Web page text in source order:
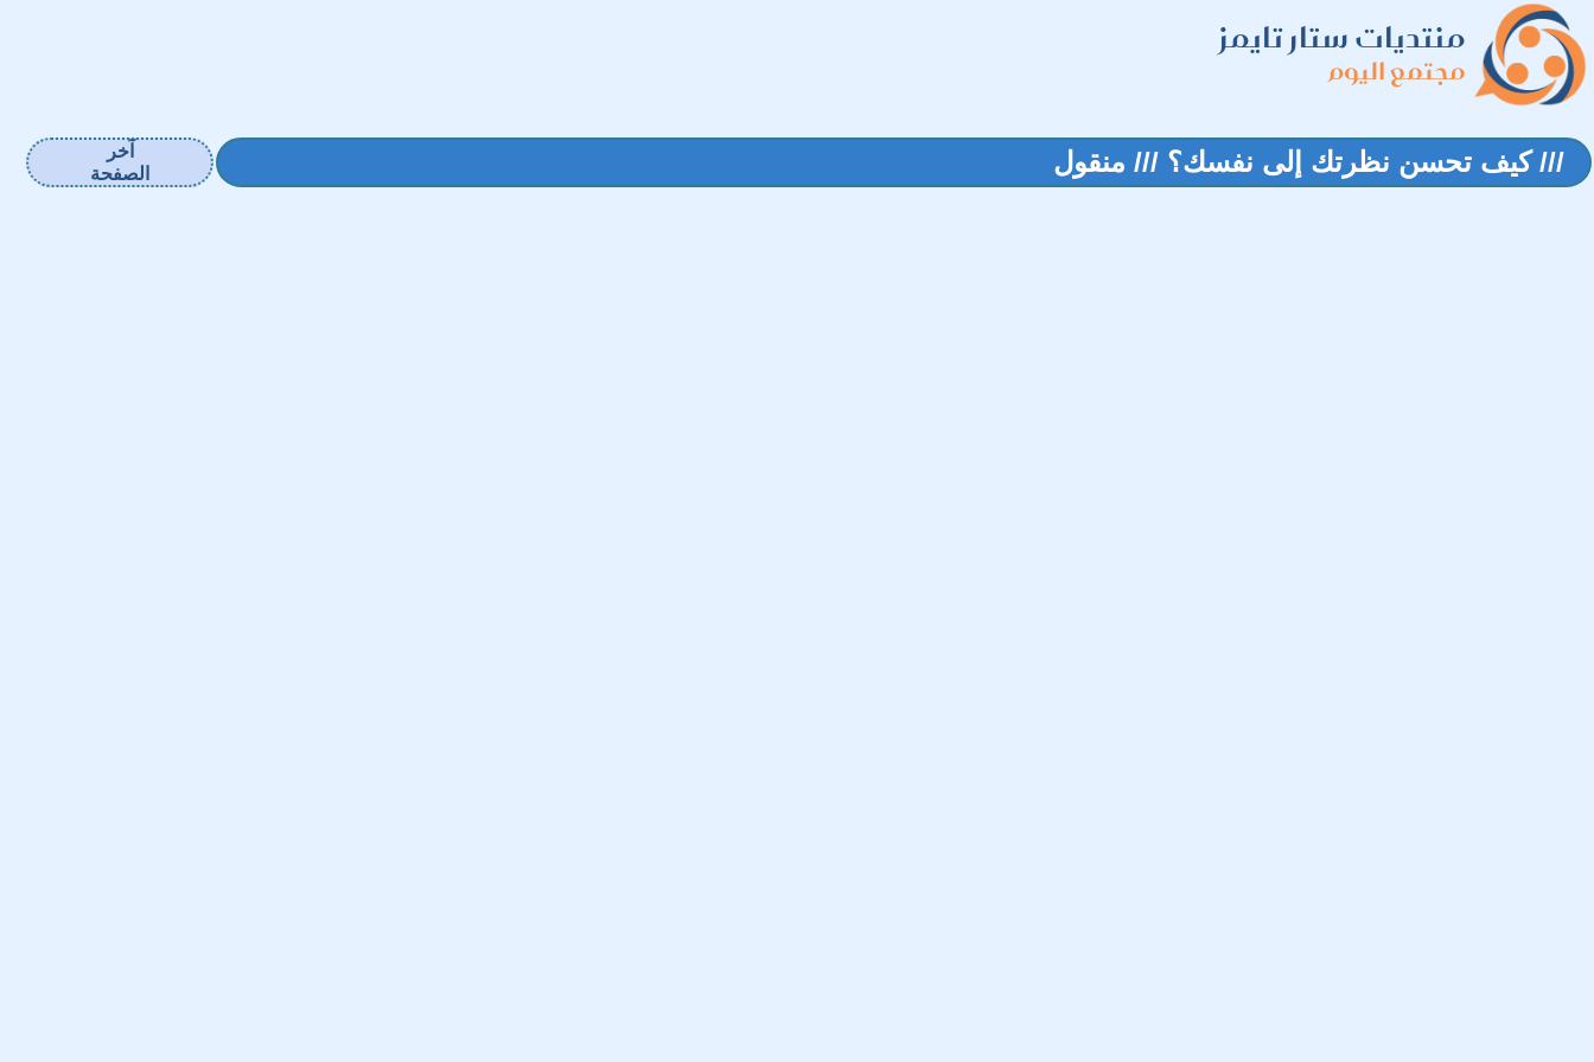
منتديات ستار تايمز
مجتمع اليوم
/// كيف تحسن نظرتك إلى نفسك؟ /// منقول
آخر
الصفحة